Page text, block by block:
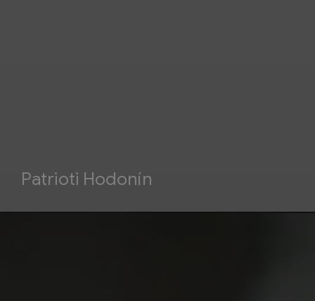
Patrioti Hodonín